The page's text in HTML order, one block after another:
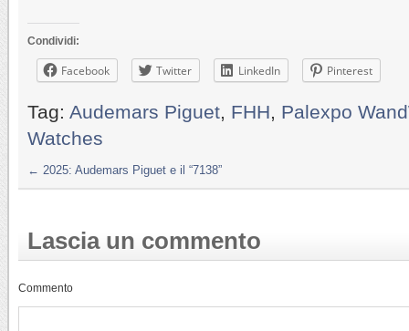
Condividi:
Facebook Twitter LinkedIn Pinterest
Tag: Audemars Piguet FHH
Palexpo
Watches
← 2025: Audemars Piguet e il “7138”
Lascia un commento
Commento